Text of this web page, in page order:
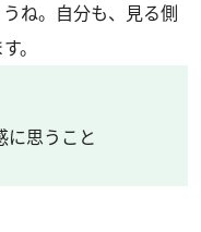
ね。自分も、見る側
。
に思うこと